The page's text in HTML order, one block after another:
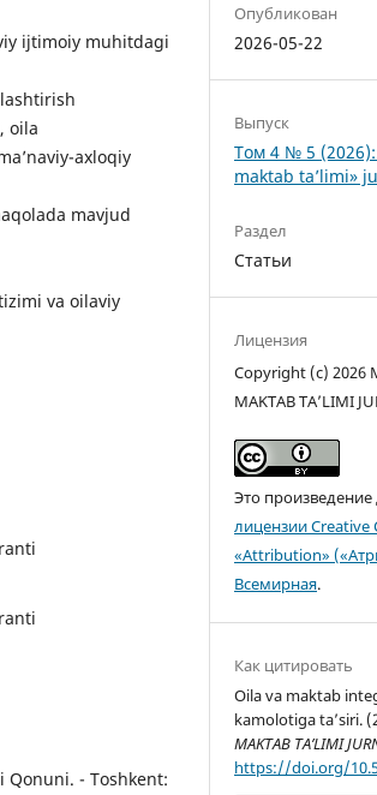
ijtimoiy muhitdagi
oila
axloqiy
mavjud
va oilaviy
Qonuni. - Toshkent:
Опубликован
2026-05-22
Выпуск
Том 4 № 5
maktab ta’limi»
Раздел
Статьи
Лицензия
Copyright (c) 2026
MAKTAB TA’LIMI
Это
лицензии Creative
«Attribution»
Всемирная.
Как цитировать
Oila va maktab
kamolotiga ta’siri.
MAKTAB TA’LIMI
https://doi.org/